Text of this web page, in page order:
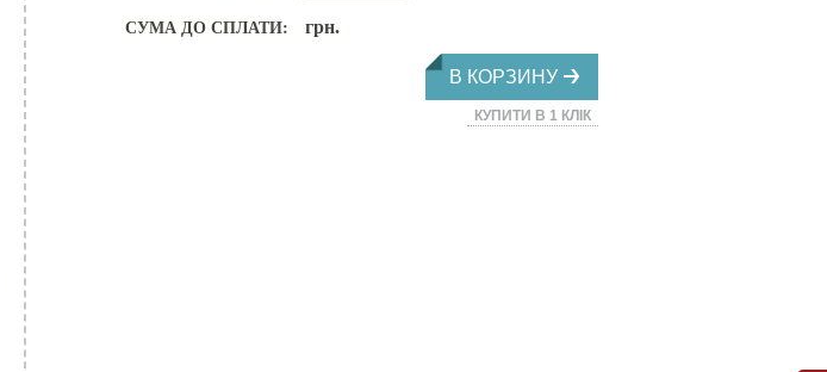
СУМА ДО СПЛАТИ: грн.
В КОРЗИНУ
КУПИТИ В 1 КЛІК